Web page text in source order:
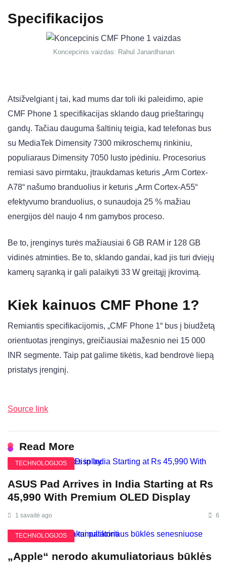
Specifikacijos
Koncepcinis vaizdas: Rahul Janardhanan
Atsižvelgiant į tai, kad mums dar toli iki paleidimo, apie
CMF Phone 1 specifikacijas sklando daug prieštaringų
gandų. Tačiau dauguma šaltinių teigia, kad telefonas bus
su MediaTek Dimensity 7300 mikroschemų rinkiniu,
populiaraus Dimensity 7050 lusto įpėdiniu. Procesorius
remiasi savo pirmtaku, įtraukdamas keturis „Arm Cortex-
A78“ našumo branduolius ir keturis „Arm Cortex-A55“
efektyvumo branduolius, o sunaudoja 25 % mažiau
energijos dėl naujo 4 nm gamybos proceso.
Be to, įrenginys turės mažiausiai 6 GB RAM ir 128 GB
vidinės atminties. Be to, sklando gandai, kad jis turi dviejų
kamerų sąranką ir gali palaikyti 33 W greitąjį įkrovimą.
Kiek kainuos CMF Phone 1?
Remiantis specifikacijomis, „CMF Phone 1“ bus į biudžetą
orientuotas įrenginys, greičiausiai mažesnio nei 15 000
INR segmente. Taip pat galime tikėtis, kad bendrovė liepą
pristatys įrenginį.
Source link
Read More
TECHNOLOGIJOS
ASUS Pad Arrives in India Starting at Rs
45,990 With Premium OLED Display
1 savaitė ago 6
TECHNOLOGIJOS
„Apple“ nerodo akumuliatoriaus būklės